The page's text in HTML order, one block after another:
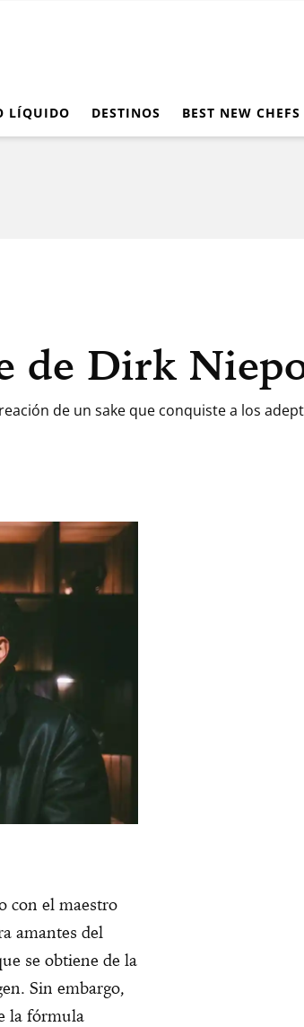
LÍQUIDO DESTINOS BEST NEW CHEFS
de Dirk
de un sake que conquiste a los
con el maestro
amantes del
se obtiene de la
Sin embargo,
la fórmula